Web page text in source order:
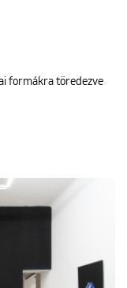
formákra töredezve